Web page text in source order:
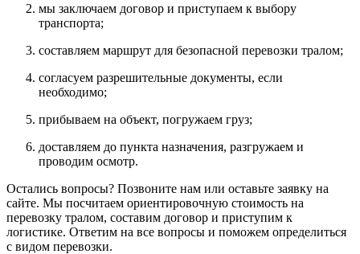
мы заключаем договор и приступаем к выбору
транспорта;
составляем маршрут для безопасной перевозки тралом;
согласуем разрешительные документы, если
необходимо;
прибываем на объект, погружаем груз;
доставляем до пункта назначения, разгружаем и
проводим осмотр.
Остались вопросы? Позвоните нам или оставьте заявку на
сайте. Мы посчитаем ориентировочную стоимость на
перевозку тралом, составим договор и приступим к
логистике. Ответим на все вопросы и поможем определиться
с видом перевозки.